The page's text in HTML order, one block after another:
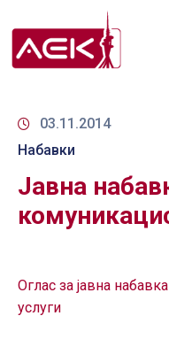
ЗА
ДОКУМЕНТИ
РФ
ТЕЛЕКОМУНИКАЦИИ
03.11.2014
Набавки
Јавна
Оглас за јавна
услуги